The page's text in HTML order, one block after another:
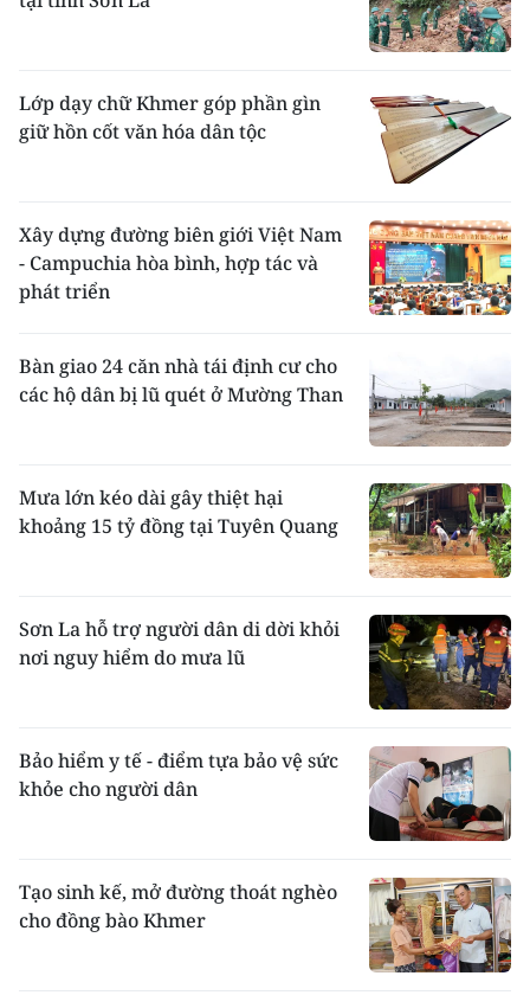
Lớp dạy chữ Khmer góp phần gìn
giữ hồn cốt văn hóa dân tộc
Xây dựng đường biên giới Việt Nam
- Campuchia hòa bình, hợp tác và
phát triển
Bàn giao 24 căn nhà tái định cư cho
các hộ dân bị lũ quét ở Mường Than
Mưa lớn kéo dài gây thiệt hại
khoảng 15 tỷ đồng tại Tuyên Quang
Sơn La hỗ trợ người dân di dời khỏi
nơi nguy hiểm do mưa lũ
Bảo hiểm y tế - điểm tựa bảo vệ sức
khỏe cho người dân
Tạo sinh kế, mở đường thoát nghèo
cho đồng bào Khmer